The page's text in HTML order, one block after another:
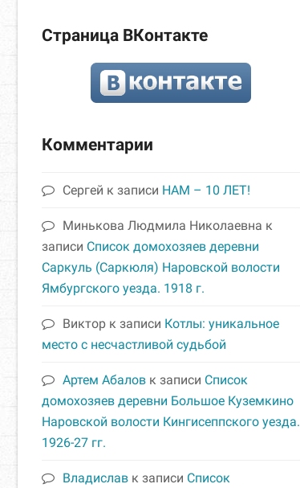
Страница ВКонтакте
Комментарии
Сергей к записи НАМ – 10 ЛЕТ!
Минькова Людмила Николаевна к
записи Список домохозяев деревни
Саркуль (Саркюля) Наровской волости
Ямбургского уезда. 1918 г.
Виктор к записи Котлы: уникальное
место с несчастливой судьбой
Артем Абалов к записи Список
домохозяев деревни Большое Куземкино
Наровской волости Кингисеппского уезда.
1926-27 гг.
Владислав к записи Список